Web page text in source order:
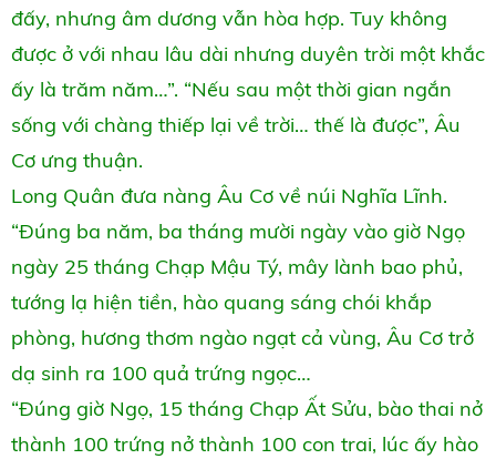
đấy, nhưng âm dương vẫn hòa hợp. Tuy không
được ở với nhau lâu dài nhưng duyên trời một khắc
ấy là trăm năm…”. “Nếu sau một thời gian ngắn
sống với chàng thiếp lại về trời… thế là được”, Âu
Cơ ưng thuận.
Long Quân đưa nàng Âu Cơ về núi Nghĩa Lĩnh.
“Đúng ba năm, ba tháng mười ngày vào giờ Ngọ
ngày 25 tháng Chạp Mậu Tý, mây lành bao phủ,
tướng lạ hiện tiền, hào quang sáng chói khắp
phòng, hương thơm ngào ngạt cả vùng, Âu Cơ trở
dạ sinh ra 100 quả trứng ngọc…
“Đúng giờ Ngọ, 15 tháng Chạp Ất Sửu, bào thai nở
thành 100 trứng nở thành 100 con trai, lúc ấy hào